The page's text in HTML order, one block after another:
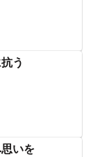
う
いを